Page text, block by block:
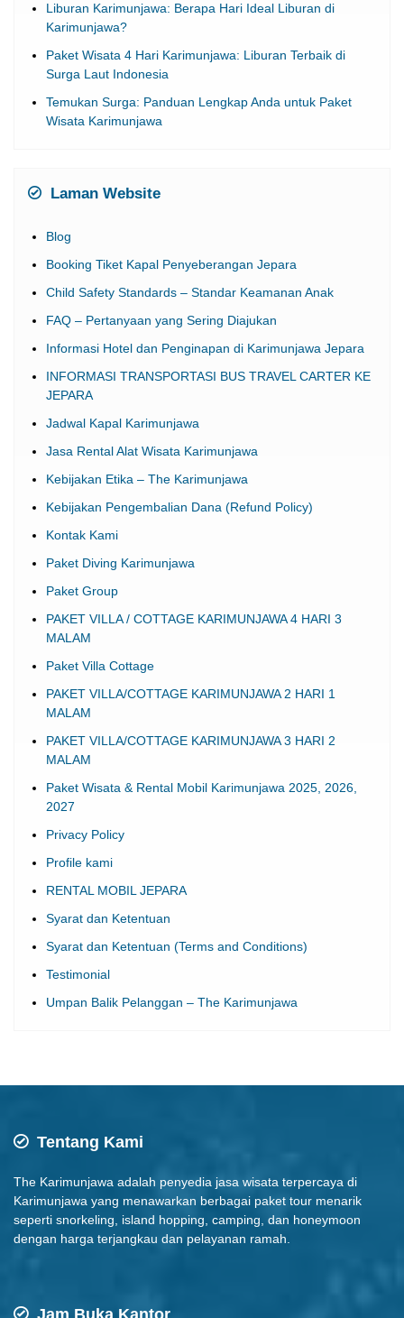
Liburan Karimunjawa: Berapa Hari Ideal Liburan di
Karimunjawa?
Paket Wisata 4 Hari Karimunjawa: Liburan Terbaik di
Surga Laut Indonesia
Temukan Surga: Panduan Lengkap Anda untuk Paket
Wisata Karimunjawa
Laman Website
Blog
Booking Tiket Kapal Penyeberangan Jepara
Child Safety Standards – Standar Keamanan Anak
FAQ – Pertanyaan yang Sering Diajukan
Informasi Hotel dan Penginapan di Karimunjawa Jepara
INFORMASI TRANSPORTASI BUS TRAVEL CARTER KE
JEPARA
Jadwal Kapal Karimunjawa
Jasa Rental Alat Wisata Karimunjawa
Kebijakan Etika – The Karimunjawa
Kebijakan Pengembalian Dana (Refund Policy)
Kontak Kami
Paket Diving Karimunjawa
Paket Group
PAKET VILLA / COTTAGE KARIMUNJAWA 4 HARI 3
MALAM
Paket Villa Cottage
PAKET VILLA/COTTAGE KARIMUNJAWA 2 HARI 1
MALAM
PAKET VILLA/COTTAGE KARIMUNJAWA 3 HARI 2
MALAM
Paket Wisata & Rental Mobil Karimunjawa 2025, 2026,
2027
Privacy Policy
Profile kami
RENTAL MOBIL JEPARA
Syarat dan Ketentuan
Syarat dan Ketentuan (Terms and Conditions)
Testimonial
Umpan Balik Pelanggan – The Karimunjawa
Tentang Kami
The Karimunjawa adalah penyedia jasa wisata terpercaya di
Karimunjawa yang menawarkan berbagai paket tour menarik
seperti snorkeling, island hopping, camping, dan honeymoon
dengan harga terjangkau dan pelayanan ramah.
Jam Buka Kantor